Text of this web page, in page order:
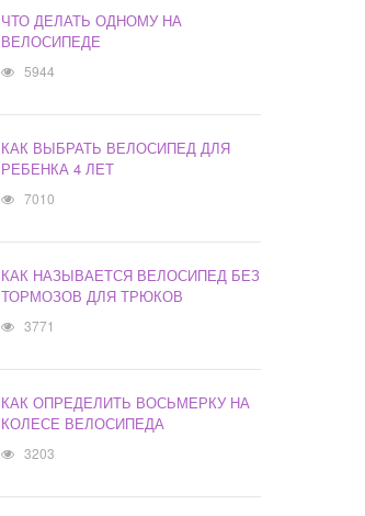
ЧТО ДЕЛАТЬ ОДНОМУ НА
ВЕЛОСИПЕДЕ
5944
КАК ВЫБРАТЬ ВЕЛОСИПЕД ДЛЯ
РЕБЕНКА 4 ЛЕТ
7010
КАК НАЗЫВАЕТСЯ ВЕЛОСИПЕД БЕЗ
ТОРМОЗОВ ДЛЯ ТРЮКОВ
3771
КАК ОПРЕДЕЛИТЬ ВОСЬМЕРКУ НА
КОЛЕСЕ ВЕЛОСИПЕДА
3203